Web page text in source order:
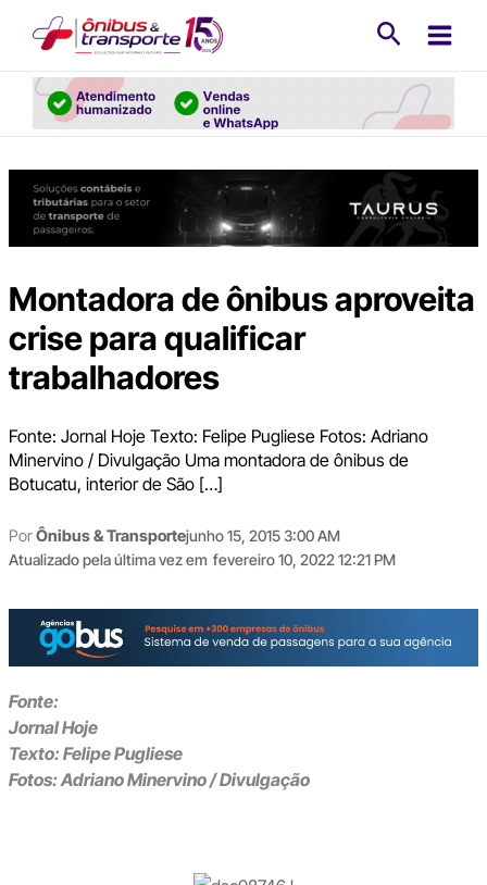
conteúdo
Montadora de ônibus aproveita
crise para qualificar
trabalhadores
Fonte: Jornal Hoje Texto: Felipe Pugliese Fotos: Adriano
Minervino / Divulgação Uma montadora de ônibus de
Botucatu, interior de São […]
PorÔnibus & Transportejunho 15, 2015 3:00 AM
Atualizado pela última vez em fevereiro 10, 2022 12:21 PM
Fonte:
Jornal Hoje
Texto: Felipe Pugliese
Fotos: Adriano Minervino / Divulgação